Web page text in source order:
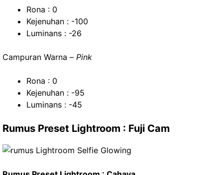
Rona : 0
Kejenuhan : -100
Luminans : -26
Campuran Warna – Pink
Rona : 0
Kejenuhan : -95
Luminans : -45
Rumus Preset Lightroom : Fuji Cam